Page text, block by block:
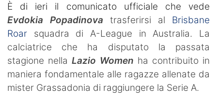
È di ieri il comunicato ufficiale che vede
Evdokia Popadinova trasferirsi al Brisbane
Roar squadra di A-League in Australia. La
calciatrice che ha disputato la passata
stagione nella Lazio Women ha contribuito in
maniera fondamentale alle ragazze allenate da
mister Grassadonia di raggiungere la Serie A.